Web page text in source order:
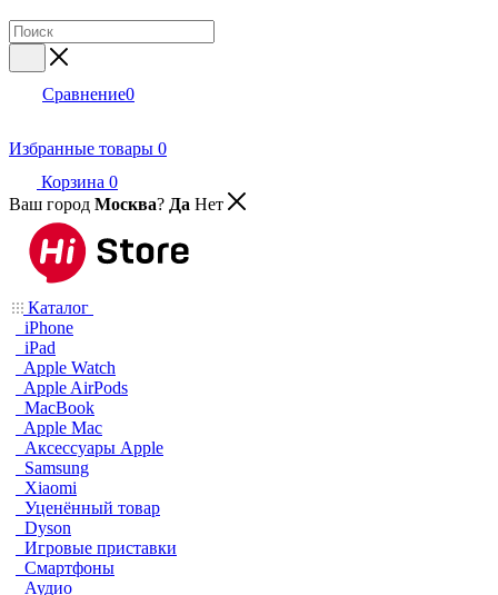
Сравнение0
Избранные товары 0
Корзина 0
Ваш город Москва? Да Нет
Каталог
iPhone
iPad
Apple Watch
Apple AirPods
MacBook
Apple Mac
Аксессуары Apple
Samsung
Xiaomi
Уценённый товар
Dyson
Игровые приставки
Смартфоны
Аудио